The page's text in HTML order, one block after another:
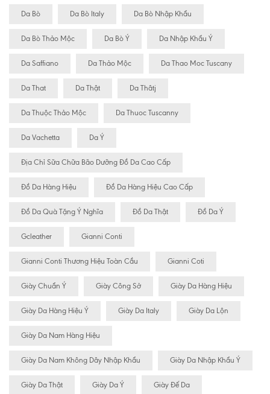
Da Bò Da Bò Italy Da Bò Nhập Khẩu
Da Bò Thảo Mộc Da Bò Ý Da Nhập Khẩu Ý
Da Saffiano Da Thảo Mộc Da Thao Moc Tuscany
Da That Da Thật Da Thâtj
Da Thuộc Thảo Mộc Da Thuoc Tuscanny
Da Vachetta Da Ý
Địa Chỉ Sữa Chữa Bão Dưỡng Đồ Da Cao Cấp
Đồ Da Hàng Hiệu Đồ Da Hàng Hiệu Cao Cấp
Đồ Da Quà Tặng Ý Nghĩa Đồ Da Thật Đồ Da Ý
Gcleather Gianni Conti
Gianni Conti Thương Hiệu Toàn Cầu Gianni Coti
Giày Chuẩn Ý Giày Công Sở Giày Da Hàng Hiệu
Giày Da Hàng Hiệu Ý Giày Da Italy Giày Da Lộn
Giày Da Nam Hàng Hiệu
Giày Da Nam Không Dây Nhập Khẩu Giày Da Nhập Khẩu Ý
Giày Da Thật Giày Da Ý Giày Đế Da